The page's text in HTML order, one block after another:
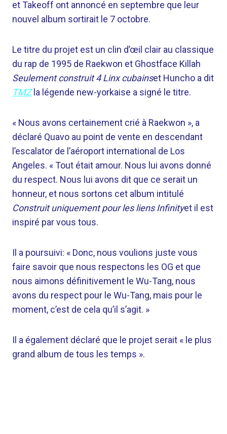
et Takeoff ont annoncé en septembre que leur
nouvel album sortirait le 7 octobre.
Le titre du projet est un clin d’œil clair au classique
du rap de 1995 de Raekwon et Ghostface Killah
Seulement construit 4 Linx cubainset Huncho a dit
TMZla légende new-yorkaise a signé le titre.
« Nous avons certainement crié à Raekwon », a
déclaré Quavo au point de vente en descendant
l’escalator de l’aéroport international de Los
Angeles. « Tout était amour. Nous lui avons donné
du respect. Nous lui avons dit que ce serait un
honneur, et nous sortons cet album intitulé
Construit uniquement pour les liens Infinityet il est
inspiré par vous tous.
Il a poursuivi: « Donc, nous voulions juste vous
faire savoir que nous respectons les OG et que
nous aimons définitivement le Wu-Tang, nous
avons du respect pour le Wu-Tang, mais pour le
moment, c’est de cela qu’il s’agit. »
Il a également déclaré que le projet serait « le plus
grand album de tous les temps ».